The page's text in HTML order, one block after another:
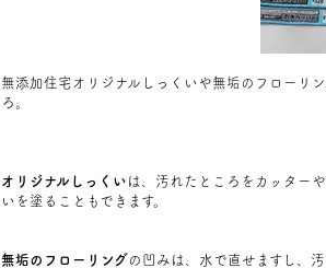
無添加住宅オリジナルしっくいや無垢のフローリン
ろ。
オリジナルしっくい は、汚れたところをカッター
いを塗ることもできます。
無垢のフローリングの凹みは、水で直せますし、